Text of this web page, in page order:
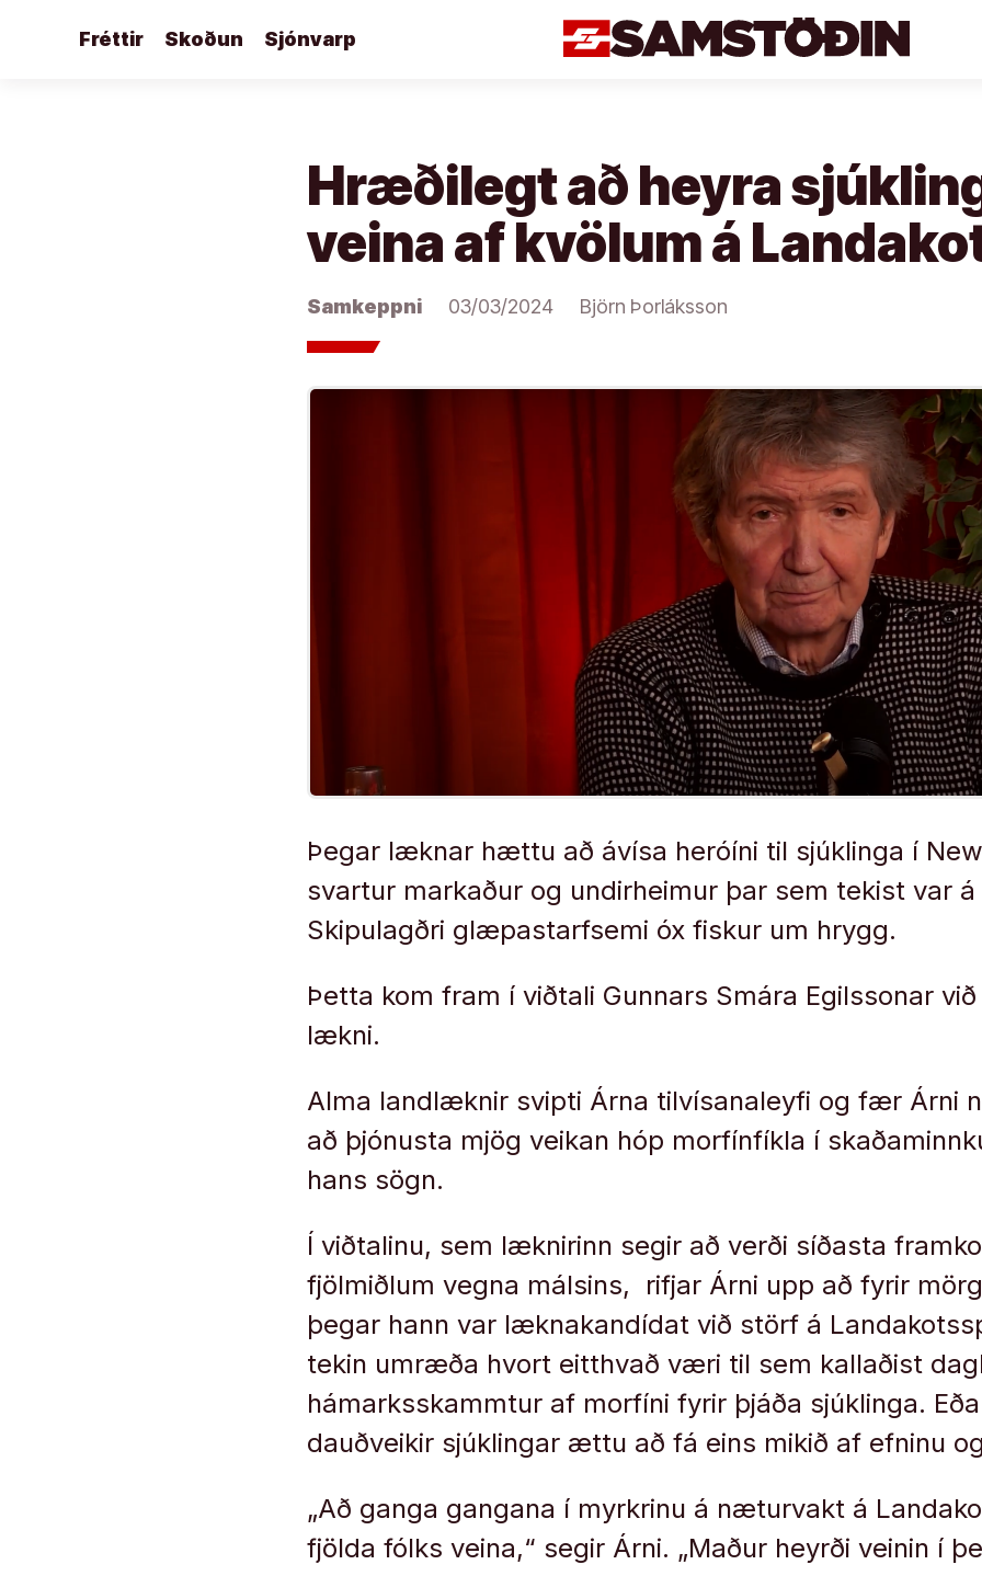
Fréttir Skoðun Sjónvarp
Hræðilegt að heyra
veina af kvölum á
Samkeppni 03/03/2024 Björn Þorláksson
Þegar læknar hættu að ávísa heróíni til sjúklinga í
svartur markaður og undirheimur þar sem tekist var á
Skipulagðri glæpastarfsemi óx fiskur um hrygg.
Þetta kom fram í viðtali Gunnars Smára Egilssonar
lækni.
Alma landlæknir svipti Árna tilvísanaleyfi og fær Árni
að þjónusta mjög veikan hóp morfínfíkla í
hans sögn.
Í viðtalinu, sem læknirinn segir að verði síðasta
fjölmiðlum vegna málsins, rifjar Árni upp að fyrir
þegar hann var læknakandídat við störf á
tekin umræða hvort eitthvað væri til sem kallaðist
hámarksskammtur af morfíni fyrir þjáða sjúklinga.
dauðveikir sjúklingar ættu að fá eins mikið af efninu
„Að ganga gangana í myrkrinu á næturvakt á
fjölda fólks veina,“ segir Árni. „Maður heyrði veinin í